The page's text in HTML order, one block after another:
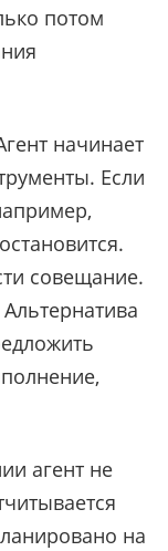
потом
начинает
Если
совещание.
агент не
на